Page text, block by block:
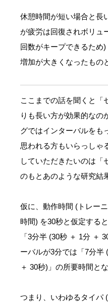
休憩時間が短い場合と長
が疲労は回復されボリュ
回数がキープできるため
増加が大きくなったもの
ここまでの話を聞くと「
りも長い方が効果的なの
グではインターバルをも
思われる方もいらっしゃ
していただきたいのは「
のもとあのような研究結
仮に、動作時間 (トレー
時間) を30秒と仮定する
「3分半 (30秒 ＋ 1分 ＋
ーバルが3分では「7分半
＋ 30秒)」の所要時間とな
つまり、いわゆるタイパ